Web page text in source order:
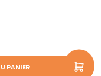
PANIER